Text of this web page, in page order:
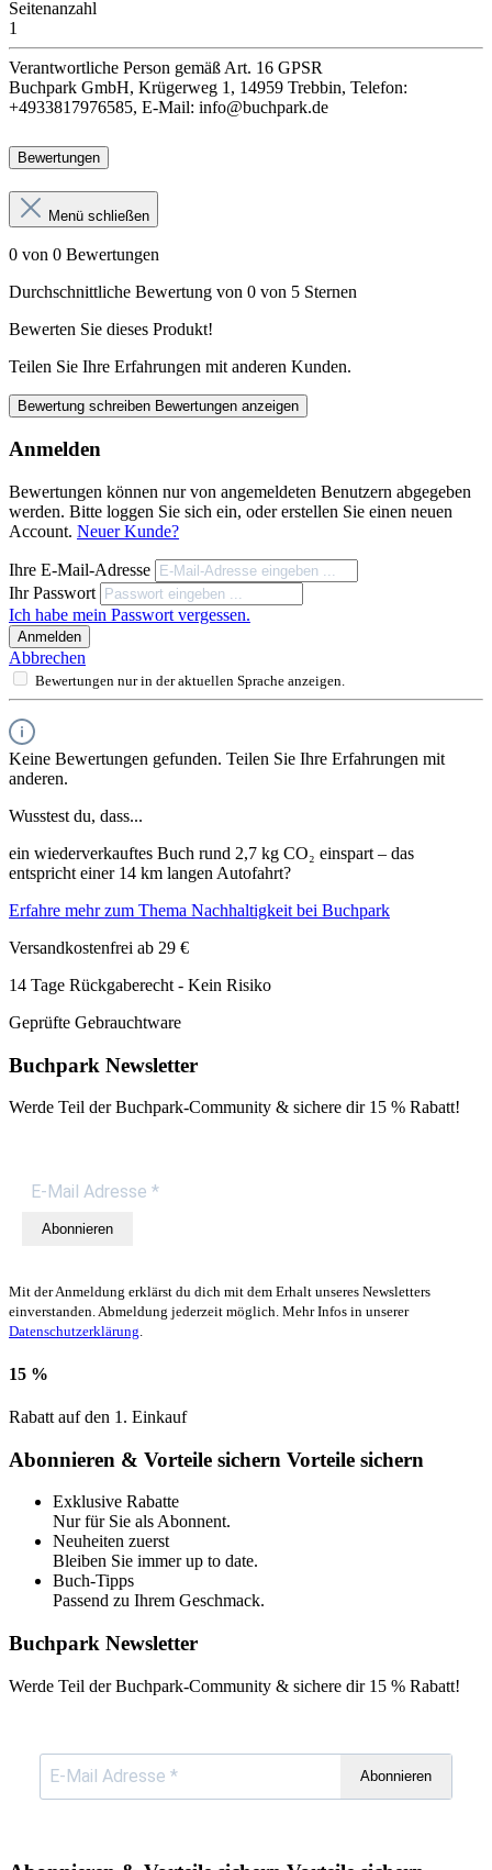
Seitenanzahl
1
Verantwortliche Person gemäß Art. 16 GPSR
Buchpark GmbH, Krügerweg 1, 14959 Trebbin, Telefon:
+4933817976585, E-Mail: info@buchpark.de
Bewertungen
Menü schließen
0 von 0 Bewertungen
Durchschnittliche Bewertung von 0 von 5 Sternen
Bewerten Sie dieses Produkt!
Teilen Sie Ihre Erfahrungen mit anderen Kunden.
Bewertung schreiben Bewertungen anzeigen
Anmelden
Bewertungen können nur von angemeldeten Benutzern abgegeben
werden. Bitte loggen Sie sich ein, oder erstellen Sie einen neuen
Account. Neuer Kunde?
Ihre E-Mail-Adresse
Ihr Passwort
Ich habe mein Passwort vergessen.
Anmelden
Abbrechen
Bewertungen nur in der aktuellen Sprache anzeigen.
Keine Bewertungen gefunden. Teilen Sie Ihre Erfahrungen mit
anderen.
Wusstest du, dass...
ein wiederverkauftes Buch rund 2,7 kg CO₂ einspart – das
entspricht einer 14 km langen Autofahrt?
Erfahre mehr zum Thema Nachhaltigkeit bei Buchpark
Versandkostenfrei ab 29 €
14 Tage Rückgaberecht - Kein Risiko
Geprüfte Gebrauchtware
Buchpark Newsletter
Werde Teil der Buchpark-Community & sichere dir 15 % Rabatt!
Abonnieren
Mit der Anmeldung erklärst du dich mit dem Erhalt unseres Newsletters
einverstanden. Abmeldung jederzeit möglich. Mehr Infos in unserer
Datenschutzerklärung.
15 %
Rabatt auf den 1. Einkauf
Abonnieren & Vorteile sichern Vorteile sichern
Exklusive Rabatte
Nur für Sie als Abonnent.
Neuheiten zuerst
Bleiben Sie immer up to date.
Buch-Tipps
Passend zu Ihrem Geschmack.
Buchpark Newsletter
Werde Teil der Buchpark-Community & sichere dir 15 % Rabatt!
Abonnieren